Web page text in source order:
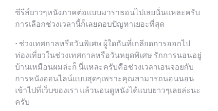
ซีรีส์ยาวๆหนังภาคต่อแบบมาราธอนไปเลยนั่นแหละครับ
การเลือกช่วงเวลานี้ก็เลยตอบปัญหาเยอะที่สุด
• ช่วงเทศกาลหรือวันพิเศษ ผู้ใดกันที่เกลียดการออกไป
ท่องเที่ยวในช่วงเทศกาลหรือวันหยุดพิเศษ รักการนอนอยู่
บ้านเหมือนผมล่ะก็ นี่แหละครับคือช่วงเวลาเอนจอยกับ
การหนังออนไลน์แบบสุดๆเพราะคุณสามารถนอนนอน
เข้าไปที่เว็บของเรา แล้วนอนดูหนังได้แบบยาวๆเลยล่ะนะ
ครับ